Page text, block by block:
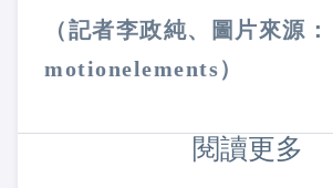
（記者李政純、圖片來源：
motionelements）
閱讀更多